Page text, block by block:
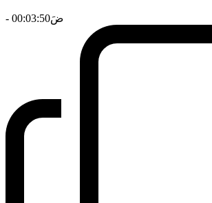
- 00:03:50ضَ